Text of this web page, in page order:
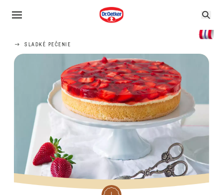
SLADKÉ PEČENIE